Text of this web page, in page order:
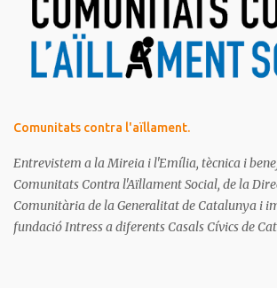
Comunitats contra l'aïllament.
Entrevistem a la Mireia i l'Emília, tècnica i
Comunitats Contra l'Aïllament Social, de la
Comunitària de la Generalitat de Catalunya i
fundació Intress a diferents Casals Cívics de